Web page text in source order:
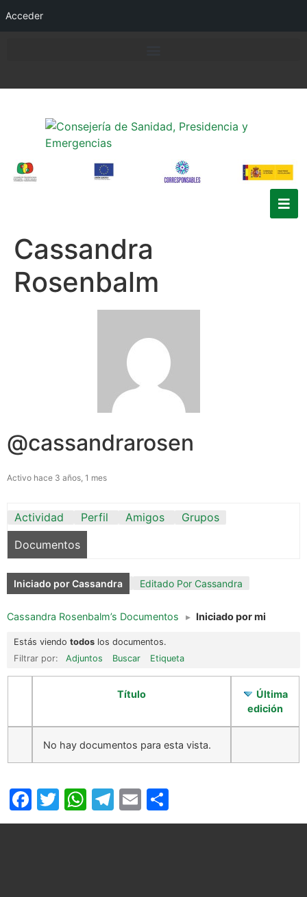
Acceder
Cassandra
Rosenbalm
@cassandrarosen
Activo hace 3 años, 1 mes
Actividad Perfil Amigos
Grupos
Documentos
Iniciado por Cassandra Editado Por Cassandra
Cassandra Rosenbalm’s Documentos ▸ Iniciado por mi
Estás viendo todos los documentos.
Filtrar por:
Adjuntos Buscar Etiqueta
Título
Última
edición
No hay documentos para esta vista.
Facebook
Twitter
WhatsApp
Telegram
Email